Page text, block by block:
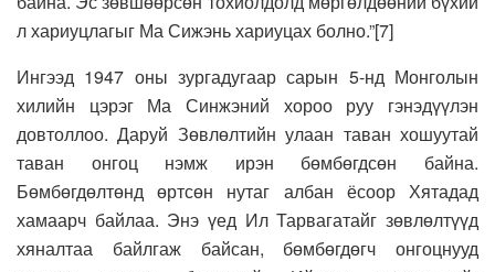
л хариуцлагыг Ма Сижэнь хариуцах болно.”[7]
Ингээд 1947 оны зургадугаар сарын 5-нд Монголын
хилийн цэрэг Ма Синжэний хороо руу гэнэдүүлэн
довтоллоо. Даруй Зөвлөлтийн улаан таван хошуутай
таван онгоц нэмж ирэн бөмбөгдсөн байна.
Бөмбөгдөлтөнд өртсөн нутаг албан ёсоор Хятадад
хамаарч байлаа. Энэ үед Ил Тарвагатайг зөвлөлтүүд
хяналтаа байлгаж байсан, бөмбөгдөгч онгоцнууд